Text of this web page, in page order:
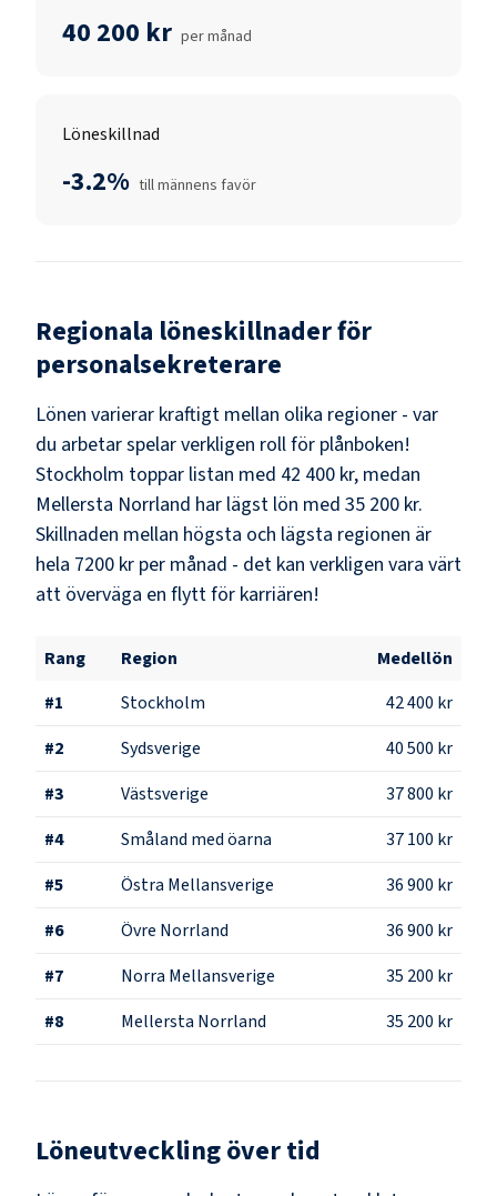
40 200 kr per månad
Löneskillnad
-3.2% till männens favör
Regionala löneskillnader för
personalsekreterare
Lönen varierar kraftigt mellan olika regioner - var
du arbetar spelar verkligen roll för plånboken!
Stockholm toppar listan med 42 400 kr, medan
Mellersta Norrland har lägst lön med 35 200 kr.
Skillnaden mellan högsta och lägsta regionen är
hela 7200 kr per månad - det kan verkligen vara värt
att överväga en flytt för karriären!
Rang Region
Medellön
#1 Stockholm
42 400 kr
#2 Sydsverige
40 500 kr
#3 Västsverige
37 800 kr
#4 Småland med öarna
37 100 kr
#5 Östra Mellansverige
36 900 kr
#6 Övre Norrland
36 900 kr
#7 Norra Mellansverige
35 200 kr
#8 Mellersta Norrland 35 200 kr
Löneutveckling över tid